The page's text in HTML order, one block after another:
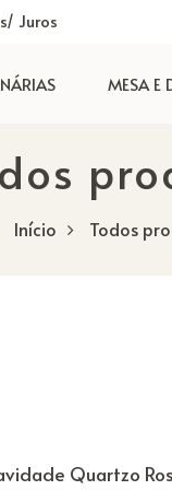
Juros
MESA E
Início Todos
Quartzo